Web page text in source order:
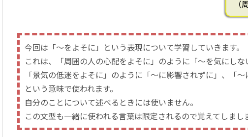
今回は「～をよそに」という表現について学習していきます。
これは、「周囲の人の心配をよそに」のように「～を気にしな
「景気の低迷をよそに」のように「～に影響されずに」、「～
という意味で使われます。
自分のことについて述べるときには使いません。
この文型も一緒に使われる言葉は限定されるので覚えてしまし